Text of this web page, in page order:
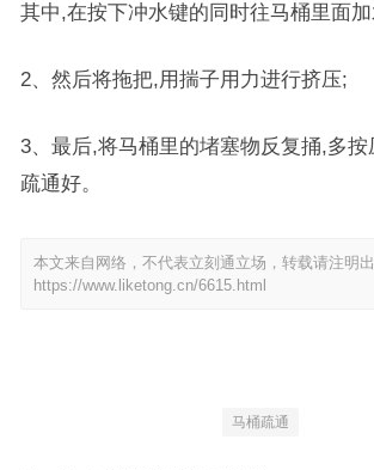
其中,在按下冲水键的同时往马桶里面
2、然后将拖把,用揣子用力进行挤压;
3、最后,将马桶里的堵塞物反复捅,多
疏通好。
本文来自网络，不代表立刻通立场，转载请注明出
https://www.liketong.cn/6615.html
马桶疏通